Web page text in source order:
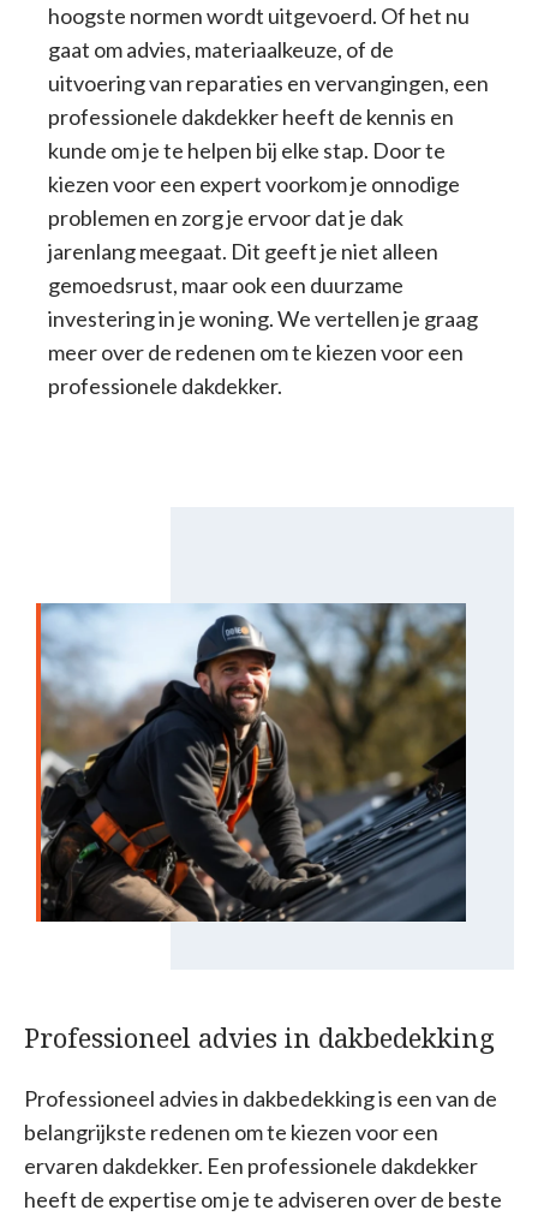
hoogste normen wordt uitgevoerd. Of het nu
gaat om advies, materiaalkeuze, of de
uitvoering van reparaties en vervangingen, een
professionele dakdekker heeft de kennis en
kunde om je te helpen bij elke stap. Door te
kiezen voor een expert voorkom je onnodige
problemen en zorg je ervoor dat je dak
jarenlang meegaat. Dit geeft je niet alleen
gemoedsrust, maar ook een duurzame
investering in je woning. We vertellen je graag
meer over de redenen om te kiezen voor een
professionele dakdekker.
Professioneel advies in dakbedekking
Professioneel advies in dakbedekking is een van de
belangrijkste redenen om te kiezen voor een
ervaren dakdekker. Een professionele dakdekker
heeft de expertise om je te adviseren over de beste